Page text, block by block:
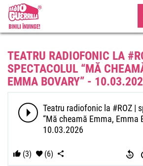
TEATRU RADIOFONIC LA
SPECTACOLUL “MĂ
EMMA BOVARY” -
Teatru radiofonic la #ROZ |
“Mă cheamă Emma, Emma
10.03.2026
(3) (6)